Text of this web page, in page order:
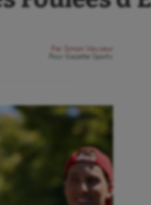
Par
Simon Vasseur
Gazette Sports